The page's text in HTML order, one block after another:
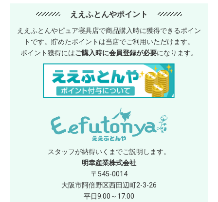
ええふとんやポイント
ええふとんやピュア寝具店で商品購入時に獲得できるポイン
トです。貯めたポイントは当店でご利用いただけます。
ポイント獲得にはご購入時に会員登録が必要になります。
スタッフが納得いくまでご説明します。
明幸産業株式会社
〒545-0014
大阪市阿倍野区西田辺町2-3-26
平日9:00～17:00